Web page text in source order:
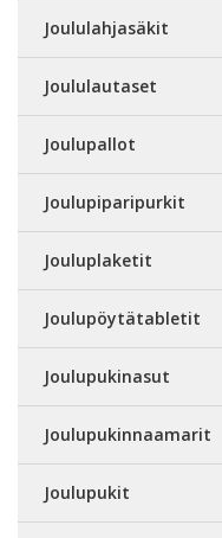
Joululahjasäkit
Joululautaset
Joulupallot
Joulupiparipurkit
Jouluplaketit
Joulupöytätabletit
Joulupukinasut
Joulupukinnaamarit
Joulupukit